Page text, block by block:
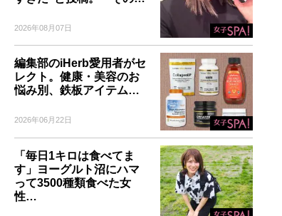
2026年08月07日
編集部のiHerb愛用者がセ
レクト。健康・美容のお
悩み別、鉄板アイテム…
2026年06月22日
「毎日1キロは食べてま
す」ヨーグルト沼にハマ
って3500種類食べた女
性…